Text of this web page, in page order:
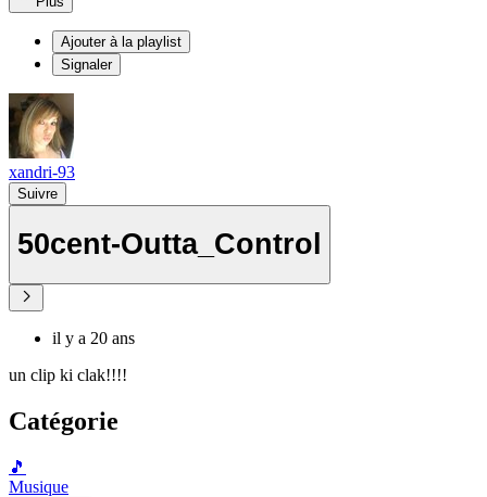
Ajouter à la playlist
Signaler
xandri-93
Suivre
50cent-Outta_Control
il y a 20 ans
un clip ki clak!!!!
Catégorie
🎵
Musique